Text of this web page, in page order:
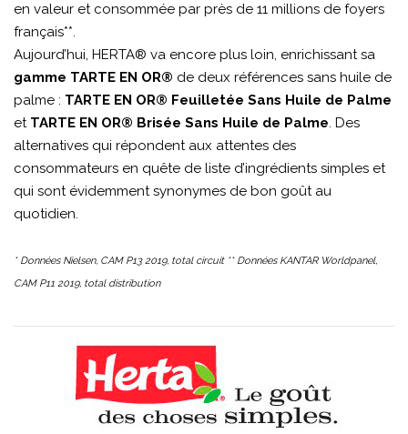
en valeur et consommée par près de 11 millions de foyers
français**.
Aujourd’hui, HERTA® va encore plus loin, enrichissant sa
gamme TARTE EN OR® de deux références sans huile de
palme : TARTE EN OR® Feuilletée Sans Huile de Palme
et TARTE EN OR® Brisée Sans Huile de Palme. Des
alternatives qui répondent aux attentes des
consommateurs en quête de liste d’ingrédients simples et
qui sont évidemment synonymes de bon goût au
quotidien.
* Données Nielsen, CAM P13 2019, total circuit ** Données KANTAR Worldpanel,
CAM P11 2019, total distribution